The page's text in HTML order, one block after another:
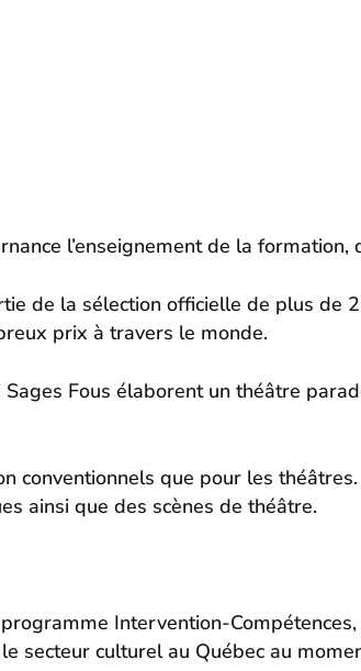
l’enseignement de la formation,
de la sélection officielle de plus de
prix à travers le monde.
Fous élaborent un théâtre
conventionnels que pour les
ainsi que des scènes de théâtre.
Intervention-
secteur culturel au Québec au